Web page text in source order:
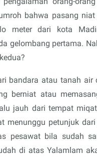
bahwa pasang
meter dari kota
gelombang pertama.
bandara atau tanah air
berniat atau
jauh dari tempat
menunggu petunjuk
pesawat bila sudah
di atas Yalamlam